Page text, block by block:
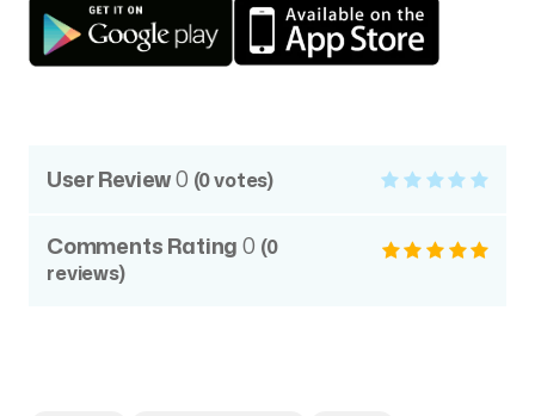
User Review0 (0votes)
Comments Rating0 (0
reviews)